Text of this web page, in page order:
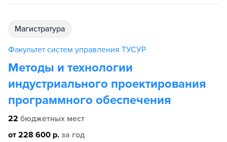
магистратура
Факультет систем управления ТУСУР
Методы и технологии
индустриального проектирования
программного обеспечения
22 бюджетных мест
от 228 600 р. за год